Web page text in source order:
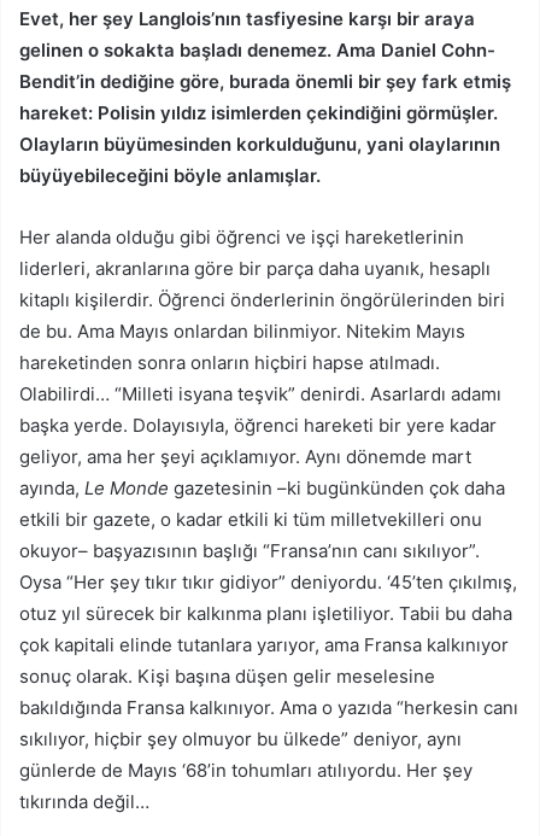
Evet, her şey Langlois’nın tasfiyesine karşı bir araya
gelinen o sokakta başladı denemez. Ama Daniel Cohn-
Bendit’in dediğine göre, burada önemli bir şey fark etmiş
hareket: Polisin yıldız isimlerden çekindiğini görmüşler.
Olayların büyümesinden korkulduğunu, yani olaylarının
büyüyebileceğini böyle anlamışlar.
Her alanda olduğu gibi öğrenci ve işçi hareketlerinin
liderleri, akranlarına göre bir parça daha uyanık, hesaplı
kitaplı kişilerdir. Öğrenci önderlerinin öngörülerinden biri
de bu. Ama Mayıs onlardan bilinmiyor. Nitekim Mayıs
hareketinden sonra onların hiçbiri hapse atılmadı.
Olabilirdi… “Milleti isyana teşvik” denirdi. Asarlardı adamı
başka yerde. Dolayısıyla, öğrenci hareketi bir yere kadar
geliyor, ama her şeyi açıklamıyor. Aynı dönemde mart
ayında, Le Monde gazetesinin –ki bugünkünden çok daha
etkili bir gazete, o kadar etkili ki tüm milletvekilleri onu
okuyor– başyazısının başlığı “Fransa’nın canı sıkılıyor”.
Oysa “Her şey tıkır tıkır gidiyor” deniyordu. ‘45’ten çıkılmış,
otuz yıl sürecek bir kalkınma planı işletiliyor. Tabii bu daha
çok kapitali elinde tutanlara yarıyor, ama Fransa kalkınıyor
sonuç olarak. Kişi başına düşen gelir meselesine
bakıldığında Fransa kalkınıyor. Ama o yazıda “herkesin canı
sıkılıyor, hiçbir şey olmuyor bu ülkede” deniyor, aynı
günlerde de Mayıs ‘68’in tohumları atılıyordu. Her şey
tıkırında değil…